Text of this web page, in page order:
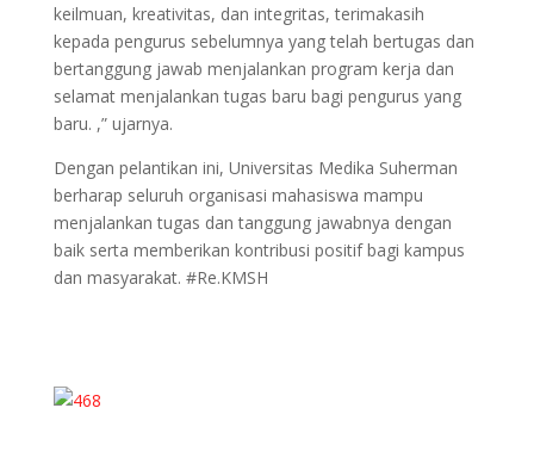
keilmuan, kreativitas, dan integritas, terimakasih
kepada pengurus sebelumnya yang telah bertugas dan
bertanggung jawab menjalankan program kerja dan
selamat menjalankan tugas baru bagi pengurus yang
baru. ,” ujarnya.
Dengan pelantikan ini, Universitas Medika Suherman
berharap seluruh organisasi mahasiswa mampu
menjalankan tugas dan tanggung jawabnya dengan
baik serta memberikan kontribusi positif bagi kampus
dan masyarakat. #Re.KMSH